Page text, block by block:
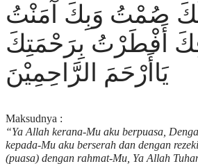
لَكَ صُمْتُ وَبِكَ آمَنْتُ
أَفْطَرْتُ بِرَحْمَتِكَ
يَاأَرْحَمَ الرَّاحِمِيْنَ
Maksudnya :
“Ya Allah kerana-Mu aku berpuasa,
kepada-Mu aku berserah dan dengan
(puasa) dengan rahmat-Mu, Ya Allah